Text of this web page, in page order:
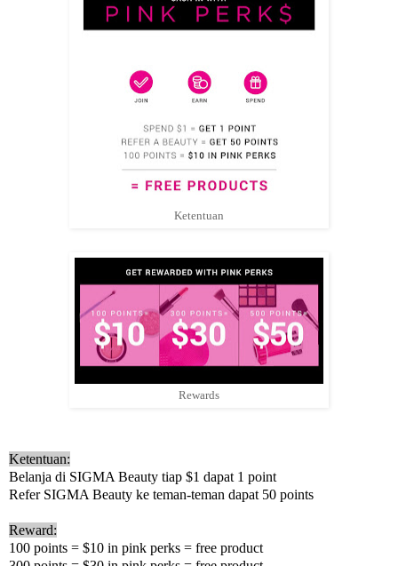
Ketentuan
Rewards
Ketentuan:
Belanja di SIGMA Beauty tiap $1 dapat 1 point
Refer SIGMA Beauty ke teman-teman dapat 50 points
Reward:
100 points = $10 in pink perks = free product